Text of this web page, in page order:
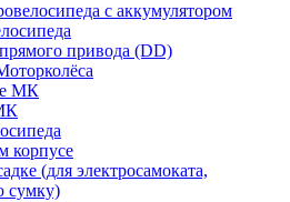
с аккумулятором
привода (DD)
МК
корпусе
(для электросамоката,
сумку)